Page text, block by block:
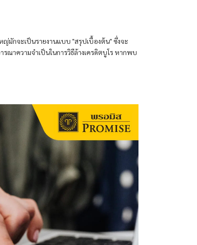
ญ่มักจะเป็นรายงานแบบ "สรุปเบื้องต้น" ซึ่งจะ
ณาความจำเป็นในการวิธีล้างเครดิตบูโร หากพบ